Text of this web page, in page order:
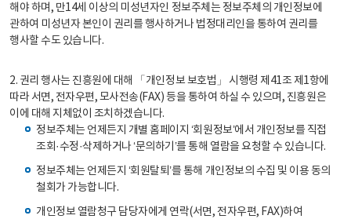
해야 하며, 만14세 이상의 미성년자인 정보주체는 정보주체의 개인정보에
관하여 미성년자 본인이 권리를 행사하거나 법정대리인을 통하여 권리를
행사할 수도 있습니다.
2. 권리 행사는 진흥원에 대해 「개인정보 보호법」 시행령 제41조 제1항에
따라 서면, 전자우편, 모사전송(FAX) 등을 통하여 하실 수 있으며, 진흥원은
이에 대해 지체없이 조치하겠습니다.
정보주체는 언제든지 개별 홈페이지 ‘회원정보’에서 개인정보를 직접
조회·수정·삭제하거나 ‘문의하기’를 통해 열람을 요청할 수 있습니다.
정보주체는 언제든지 ‘회원탈퇴’를 통해 개인정보의 수집 및 이용 동의
철회가 가능합니다.
개인정보 열람청구 담당자에게 연락(서면, 전자우편, FAX)하여